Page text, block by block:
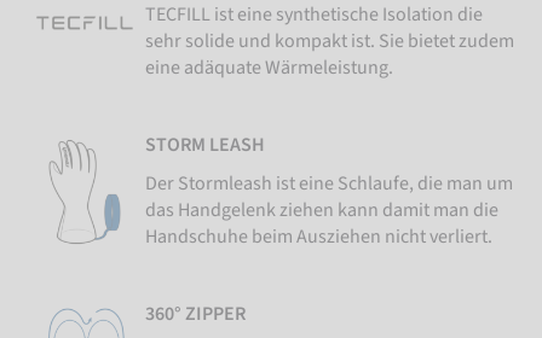
TECFILL ist eine synthetische Isolation die
sehr solide und kompakt ist. Sie bietet zudem
eine adäquate Wärmeleistung.
STORM LEASH
Der Stormleash ist eine Schlaufe, die man um
das Handgelenk ziehen kann damit man die
Handschuhe beim Ausziehen nicht verliert.
360° ZIPPER